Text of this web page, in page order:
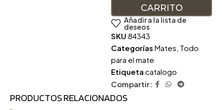
CARRITO
Añadir a la lista de
deseos
SKU 84343
Categorías Mates, Todo
para el mate
Etiqueta catalogo
Compartir:
PRODUCTOS RELACIONADOS